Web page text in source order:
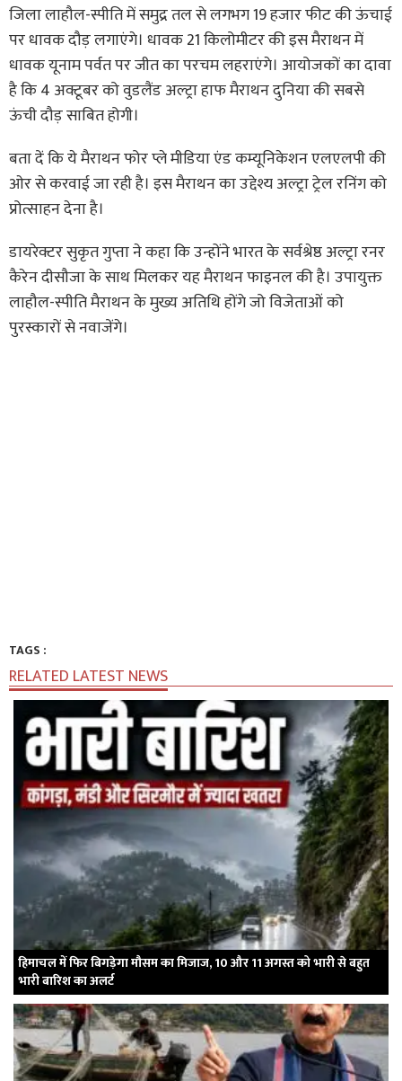
जिला लाहौल-स्पीति में समुद्र तल से लगभग 19 हजार फीट की ऊंचाई
पर धावक दौड़ लगाएंगे। धावक 21 किलोमीटर की इस मैराथन में
धावक यूनाम पर्वत पर जीत का परचम लहराएंगे। आयोजकों का दावा
है कि 4 अक्टूबर को वुडलैंड अल्ट्रा हाफ मैराथन दुनिया की सबसे
ऊंची दौड़ साबित होगी।
बता दें कि ये मैराथन फोर प्ले मीडिया एंड कम्यूनिकेशन एलएलपी की
ओर से करवाई जा रही है। इस मैराथन का उद्देश्य अल्ट्रा ट्रेल रनिंग को
प्रोत्साहन देना है।
डायरेक्टर सुकृत गुप्ता ने कहा कि उन्होंने भारत के सर्वश्रेष्ठ अल्ट्रा रनर
कैरेन दीसौजा के साथ मिलकर यह मैराथन फाइनल की है। उपायुक्त
लाहौल-स्पीति मैराथन के मुख्य अतिथि होंगे जो विजेताओं को
पुरस्कारों से नवाजेंगे।
TAGS :
RELATED LATEST NEWS
हिमाचल में फिर बिगड़ेगा मौसम का मिजाज, 10 और 11 अगस्त को भारी से बहुत
भारी बारिश का अलर्ट